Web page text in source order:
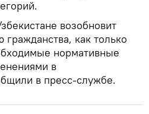
возобновит
как только
нормативные
в
в пресс-службе.